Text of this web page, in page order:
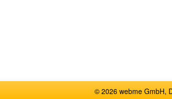
© 2026 webme GmbH,